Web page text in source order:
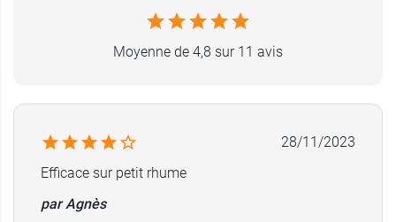
Moyenne de 4,8 sur 11 avis
28/11/2023
Efficace sur petit rhume
par Agnès